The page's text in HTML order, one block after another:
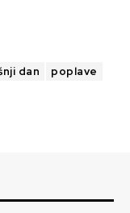
dan
poplave